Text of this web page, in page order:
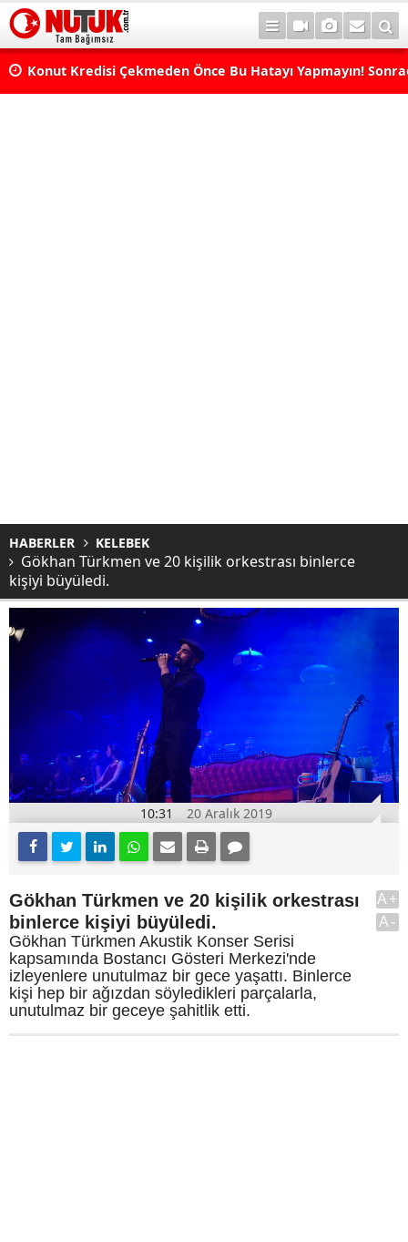
Konut Kredisi Çekmeden Önce Bu Hatayı Yapmayın!
HABERLER KELEBEK
Gökhan Türkmen ve 20 kişilik orkestrası binlerce
kişiyi büyüledi.
10:31 20 Aralık 2019
Gökhan Türkmen ve 20 kişilik orkestrası
binlerce kişiyi büyüledi.
Gökhan Türkmen Akustik Konser Serisi
kapsamında Bostancı Gösteri Merkezi'nde
izleyenlere unutulmaz bir gece yaşattı. Binlerce
kişi hep bir ağızdan söyledikleri parçalarla,
unutulmaz bir geceye şahitlik etti.
A+
A-